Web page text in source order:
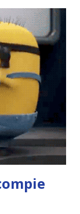
Douglas
Lancini
maggiore del
che guardi
notato. L'ho
ch...